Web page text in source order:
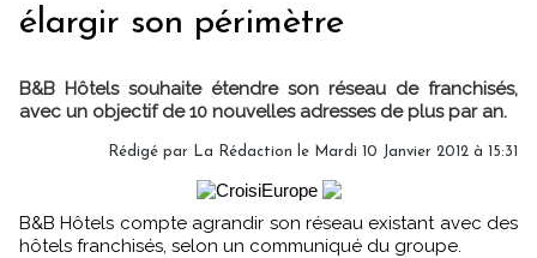
élargir son périmètre
B&B Hôtels souhaite étendre son réseau de franchisés,
avec un objectif de 10 nouvelles adresses de plus par an.
Rédigé par La Rédaction le Mardi 10 Janvier 2012 à 15:31
B&B Hôtels compte agrandir son réseau existant avec des
hôtels franchisés, selon un communiqué du groupe.